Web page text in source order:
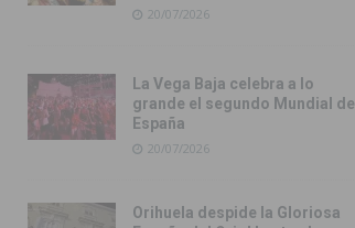
20/07/2026
La Vega Baja celebra a lo
grande el segundo Mundial de
España
20/07/2026
Orihuela despide la Gloriosa